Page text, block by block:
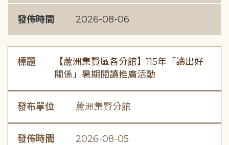
發佈時間 2026-08-06
標題
【蘆洲集賢區各分館】115年「讀出好
關係」暑期閱讀推廣活動
發布單位 蘆洲集賢分館
發佈時間 2026-08-05